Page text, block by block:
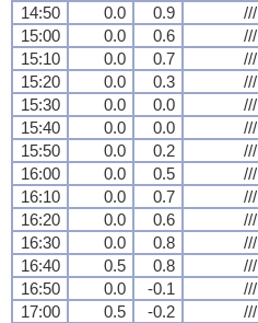
14:50 0.0 0.9 ///
15:00
0.0 0.6 ///
15:10
0.0 0.7 ///
15:20
0.0 0.3 ///
15:30
0.0 0.0 ///
15:40
0.0 0.0 ///
15:50
0.0 0.2 ///
16:00
0.0 0.5 ///
16:10
0.0 0.7 ///
16:20
0.0 0.6 ///
16:30
0.0 0.8 ///
16:40
0.5 0.8 ///
16:50
0.0 -0.1 ///
17:00
0.5 -0.2 ///